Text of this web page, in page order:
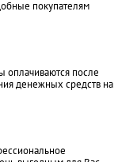
покупателям
оплачиваются после
денежных средств на